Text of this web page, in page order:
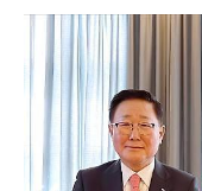
b
o
k
t
e